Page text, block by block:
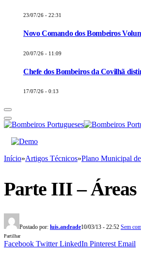
23/07/26 - 22:31
Novo Comando dos Bombeiros
20/07/26 - 11:09
Chefe dos Bombeiros da Covilhã
17/07/26 - 0:13
Início»Artigos Técnicos»Plano Municipal
Parte III – Áreas
Postado por: luis.andrade10/03/13 - 22:52 Sem
Partilhar
Facebook Twitter LinkedIn Pinterest Email